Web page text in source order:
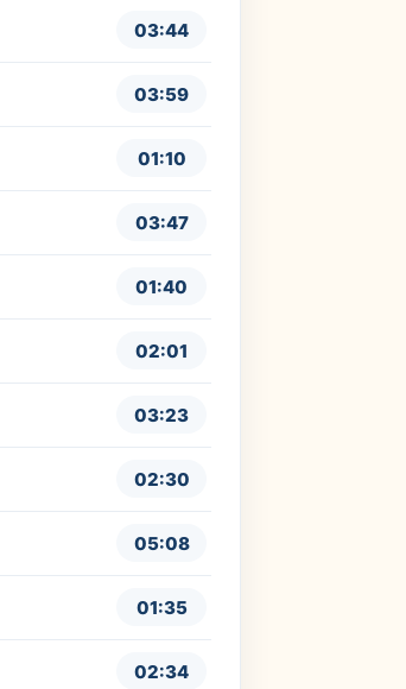
03:44
03:59
01:10
03:47
01:40
02:01
03:23
02:30
05:08
01:35
02:34